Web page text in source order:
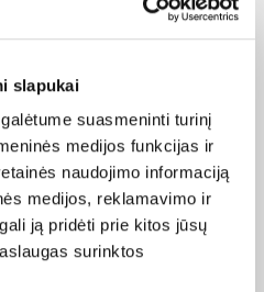
slapukai
suasmeninti turinį
medijos funkcijas ir
naudojimo informaciją
medijos, reklamavimo ir
ją pridėti prie kitos jūsų
surinktos
pagrindinius pasiūlymus, o
informacija apie
kelis variantus, įvertinti jų
nuo 150 Eur įsigyti su
todėl pirkti išsimokėtinai galima
pristatome visoje
kainuoja nuo 2,29 €, o
pristatoma nemokamai.
nuo 2,99 €. Jei prekė yra
per 1–2 darbo dienas, o tikslų